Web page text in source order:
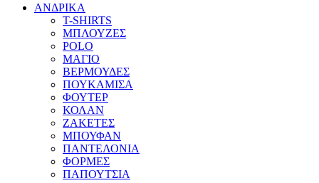
ΑΝΔΡΙΚΑ
T-SHIRTS
ΜΠΛΟΥΖΕΣ
POLO
ΜΑΓΙΟ
ΒΕΡΜΟΥΔΕΣ
ΠΟΥΚΑΜΙΣΑ
ΦΟΥΤΕΡ
ΚΟΛΑΝ
ΖΑΚΕΤΕΣ
ΜΠΟΥΦΑΝ
ΠΑΝΤΕΛΟΝΙΑ
ΦΟΡΜΕΣ
ΠΑΠΟΥΤΣΙΑ